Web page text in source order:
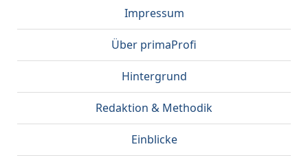
Impressum
Über primaProfi
Hintergrund
Redaktion & Methodik
Einblicke